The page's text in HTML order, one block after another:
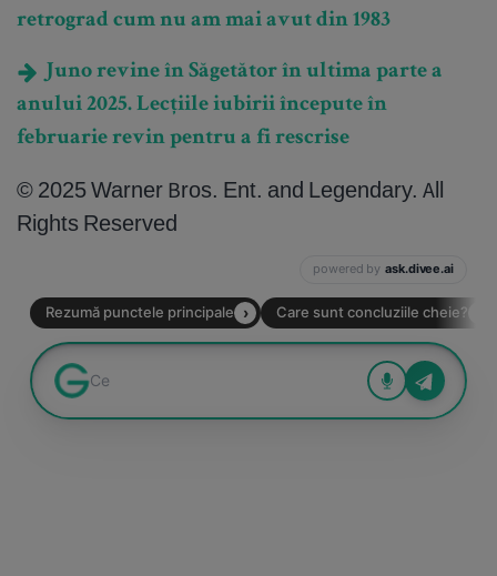
retrograd cum nu am mai avut din 1983
Juno revine în Săgetător în ultima parte a
anului 2025. Lecțiile iubirii începute în
februarie revin pentru a fi rescrise
© 2025 Warner Bros. Ent. and Legendary. All
Rights Reserved